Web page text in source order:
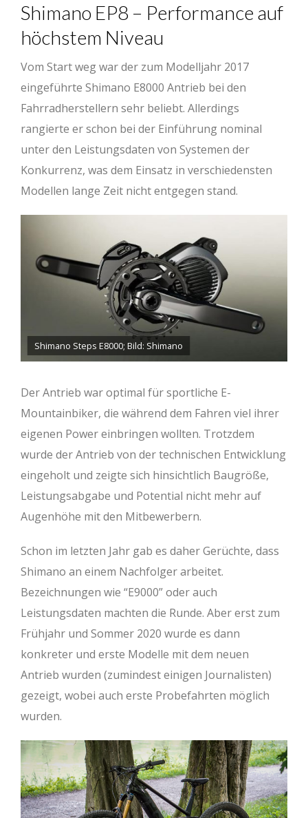
Shimano EP8 – Performance auf
höchstem Niveau
Vom Start weg war der zum Modelljahr 2017
eingeführte Shimano E8000 Antrieb bei den
Fahrradherstellern sehr beliebt. Allerdings
rangierte er schon bei der Einführung nominal
unter den Leistungsdaten von Systemen der
Konkurrenz, was dem Einsatz in verschiedensten
Modellen lange Zeit nicht entgegen stand.
Shimano Steps E8000; Bild: Shimano
Der Antrieb war optimal für sportliche E-
Mountainbiker, die während dem Fahren viel ihrer
eigenen Power einbringen wollten. Trotzdem
wurde der Antrieb von der technischen Entwicklung
eingeholt und zeigte sich hinsichtlich Baugröße,
Leistungsabgabe und Potential nicht mehr auf
Augenhöhe mit den Mitbewerbern.
Schon im letzten Jahr gab es daher Gerüchte, dass
Shimano an einem Nachfolger arbeitet.
Bezeichnungen wie “E9000” oder auch
Leistungsdaten machten die Runde. Aber erst zum
Frühjahr und Sommer 2020 wurde es dann
konkreter und erste Modelle mit dem neuen
Antrieb wurden (zumindest einigen Journalisten)
gezeigt, wobei auch erste Probefahrten möglich
wurden.